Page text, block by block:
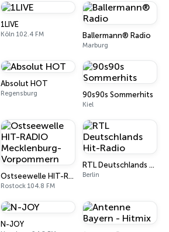
1LIVE
Köln 102.4 FM Ballermann® Radio
Marburg
Absolut HOT
Regensburg 90s90s Sommerhits
Kiel
Ostseewelle HIT-RADIO Mecklenburg-Vorpommern
Rostock 104.8 FM
RTL Deutschlands Hit-Radio
Berlin
N-JOY